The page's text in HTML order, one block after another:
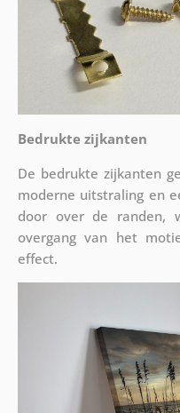
Bedrukte zijkanten
De bedrukte zijkanten
moderne uitstraling en
door over de randen,
overgang van het
effect.